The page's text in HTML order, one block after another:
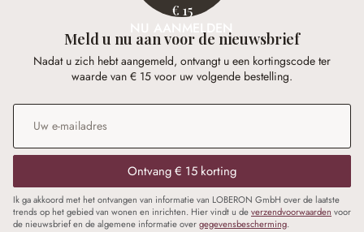
€ 15
NU AANMELDEN
Meld u nu aan voor de nieuwsbrief
Nadat u zich hebt aangemeld, ontvangt u een kortingscode ter
waarde van € 15 voor uw volgende bestelling.
E-mailadres
Ontvang € 15 korting
Ik ga akkoord met het ontvangen van informatie van LOBERON GmbH over de laatste
trends op het gebied van wonen en inrichten. Hier vindt u deverzendvoorwaarden voor
de nieuwsbrief en de algemene informatie overgegevensbescherming.